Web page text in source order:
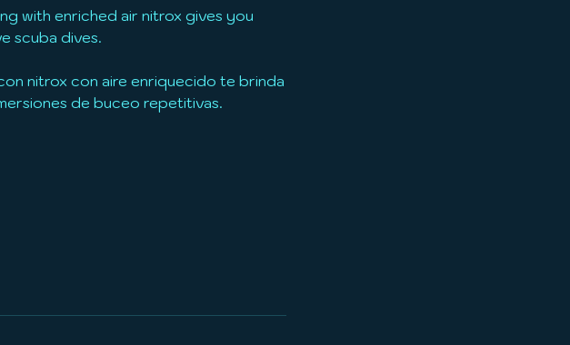
with enriched air nitrox gives you
scuba dives.
nitrox con aire enriquecido te brinda
de buceo repetitivas.